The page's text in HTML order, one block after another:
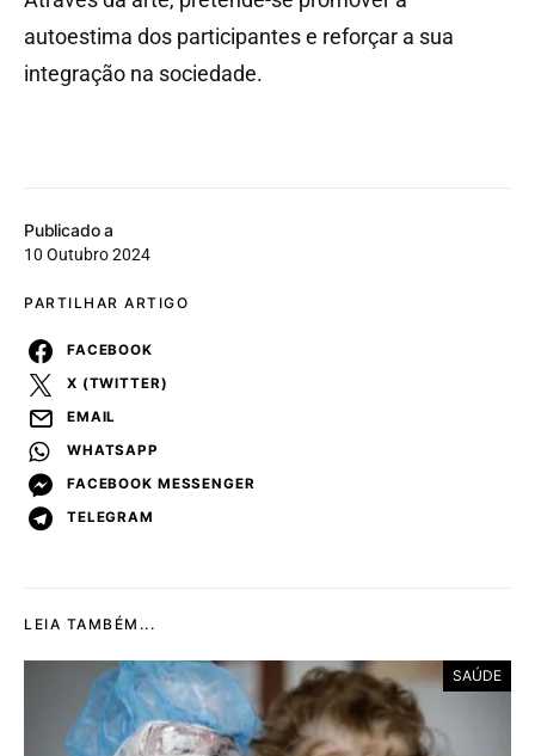
Publicado a
10 Outubro 2024
PARTILHAR ARTIGO
FACEBOOK
X (TWITTER)
EMAIL
WHATSAPP
FACEBOOK MESSENGER
TELEGRAM
autoestima dos participantes e reforçar a sua
integração na sociedade.
LEIA TAMBÉM...
SAÚDE